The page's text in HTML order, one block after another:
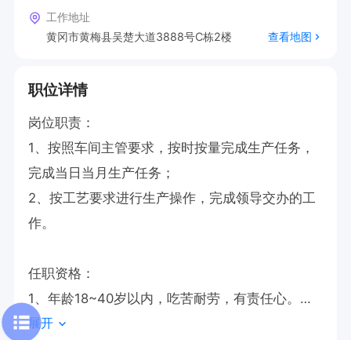
工作地址
黄冈市黄梅县吴楚大道3888号C栋2楼
查看地图
职位详情
岗位职责：
1、按照车间主管要求，按时按量完成生产任务，
完成当日当月生产任务；
2、按工艺要求进行生产操作，完成领导交办的工
作。
任职资格：
1、年龄18~40岁以内，吃苦耐劳，有责任心。
2、腿脚不方便没关系，都是坐着上班
展开